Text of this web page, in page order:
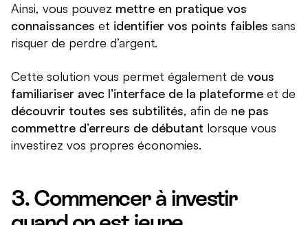
Ainsi, vous pouvez mettre en pratique vos
connaissances et identifier vos points faibles sans
risquer de perdre d’argent.
Cette solution vous permet également de vous
familiariser avec l’interface de la plateforme et de
découvrir toutes ses subtilités, afin de ne pas
commettre d’erreurs de débutant lorsque vous
investirez vos propres économies.
3. Commencer à investir